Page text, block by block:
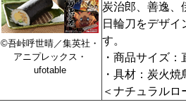
©吾峠呼世晴／集英社・
アニプレックス・
ufotable
炭治郎、善逸、
日輪刀をデザ
す。
・商品サイズ
・具材：炭火
＜ナチュラルロ